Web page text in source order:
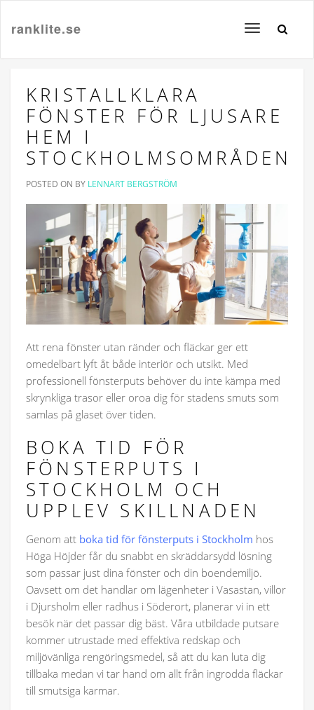
Toggle
ranklite.se
KRISTALLKLARA
FÖNSTER FÖR LJUSARE
HEM I
STOCKHOLMSOMRÅDEN
POSTED ON BY LENNART BERGSTRÖM
Att rena fönster utan ränder och fläckar ger ett
omedelbart lyft åt både interiör och utsikt. Med
professionell fönsterputs behöver du inte kämpa med
skrynkliga trasor eller oroa dig för stadens smuts som
samlas på glaset över tiden.
BOKA TID FÖR
FÖNSTERPUTS I
STOCKHOLM OCH
UPPLEV SKILLNADEN
Genom att boka tid för fönsterputs i Stockholm hos
Höga Höjder får du snabbt en skräddarsydd lösning
som passar just dina fönster och din boendemiljö.
Oavsett om det handlar om lägenheter i Vasastan, villor
i Djursholm eller radhus i Söderort, planerar vi in ett
besök när det passar dig bäst. Våra utbildade putsare
kommer utrustade med effektiva redskap och
miljövänliga rengöringsmedel, så att du kan luta dig
tillbaka medan vi tar hand om allt från ingrodda fläckar
till smutsiga karmar.